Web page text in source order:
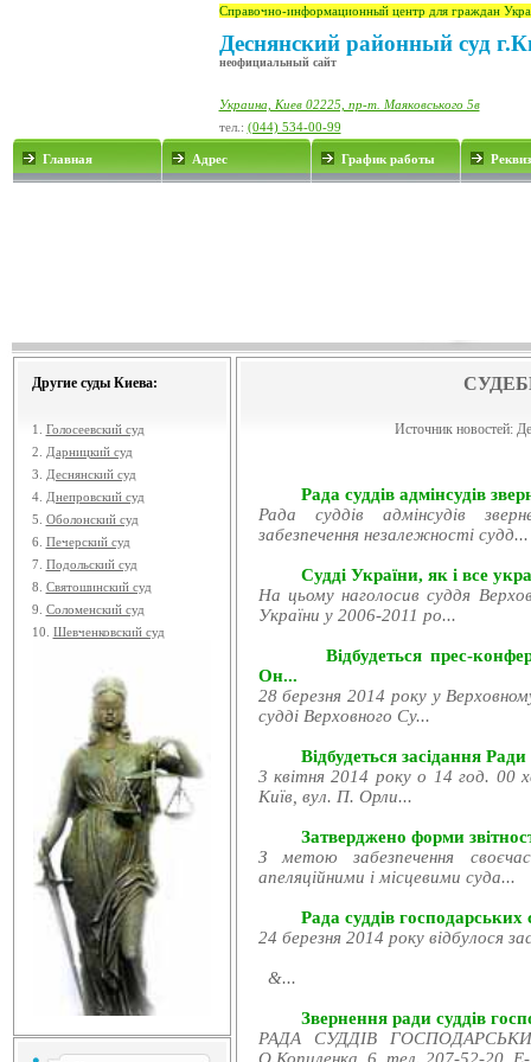
Справочно-информационный центр для граждан
Деснянский районный суд
неофициальный сайт
Украина, Киев 02225, пр-т. Маяковського 5в
тел.: (044) 534-00-99
Главная Адрес График работы
Другие суды Киева:
1. Голосеевский суд
2.
Дарницкий суд
3.
Деснянский суд
4. Днепровский суд
5. Оболонский суд
6. Печерский суд
7. Подольский суд
8. Святошинский суд
9. Соломенский суд
10. Шевченковский суд
Источник новостей:
Рада суддів адмінсудів
Рада суддів адмінсудів
забезпечення незалежності судд...
Судді України, як і все
На цьому наголосив суддя
України у 2006-2011 ро...
Відбудеться прес-
Он...
28 березня 2014 року у
судді Верховного Су...
Відбудеться засідання
3 квітня 2014 року о 14 год. 00
Київ, вул. П. Орли...
Затверджено форми
З метою забезпечення
апеляційними і місцевими суда...
Рада суддів господарських
24 березня 2014 року відбулося
&...
Звернення ради суддів
РАДА СУДДІВ